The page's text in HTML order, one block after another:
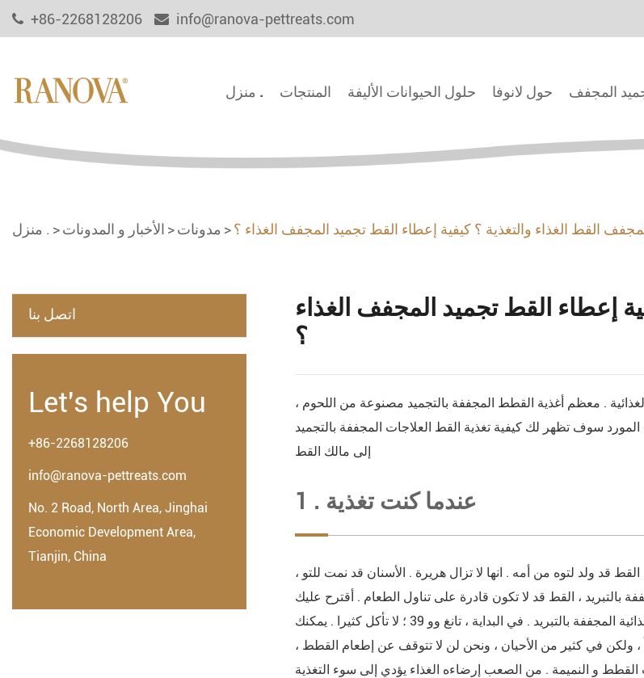
+86-2268128206 info@ranova-pettreats.com
منزل . المنتجات حلول الحيوانات الأليفة حول لانوفا المجفف
منزل . الأخبار و المدونات مدونات القط الغذاء والتغذية ؟ كيفية إعطاء القط تجميد المجفف الغذاء ؟
اتصل بنا
Let's help You
+86-2268128206
info@ranova-pettreats.com
No. 2 Road, North Area, Jinghai
Economic Development Area,
Tianjin, China
إعطاء القط تجميد المجفف الغذاء
؟
. معظم أغذية القطط المجففة بالتجميد مصنوعة من اللحوم ،
المورد سوف تظهر لك كيفية تغذية القط العلاجات المجففة بالتجميد
إلى مالك القط
1 . عندما كنت تغذية
قد ولد لتوه من أمه . انها لا تزال هريرة . الأسنان قد نمت للتو ،
بالتبريد ، القط قد لا تكون قادرة على تناول الطعام . أقترح عليك
الانتظار حتى القط ينمو إلى ثلاثة أشهر من العمر والبدء في تغذية القط مع المواد الغذائية المجففة بالتبريد . في البداية ، تانغ وو 39 ؛ لا تأكل كثيرا . يمكنك
ولكن في كثير من الأحيان ، ونحن لن لا تتوقف عن إطعام القطط ،